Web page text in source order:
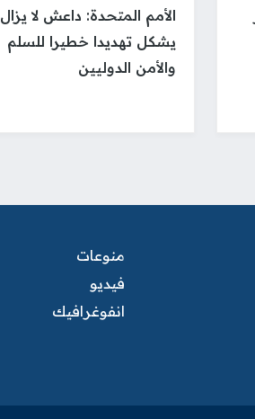
الأمم المتحدة: داعش لا يزال
يشكل تهديدا خطيرا للسلم
والأمن الدوليين
منوعات
فيديو
انفوغرافيك